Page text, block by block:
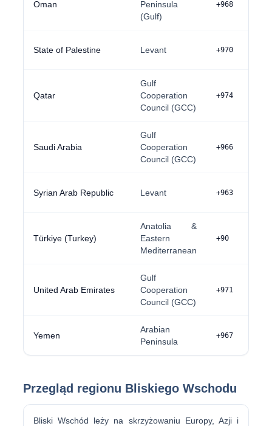
Oman
Peninsula
(Gulf)
+968
State of Palestine Levant +970
Qatar
Gulf
Cooperation
Council (GCC)
+974
Saudi Arabia
Gulf
Cooperation
Council (GCC)
+966
Syrian Arab Republic Levant +963
Türkiye (Turkey)
Anatolia &
Eastern
Mediterranean
+90
United Arab Emirates
Gulf
Cooperation
Council (GCC)
+971
Yemen
Arabian
Peninsula
+967
Przegląd regionu Bliskiego Wschodu
Bliski Wschód leży na skrzyżowaniu Europy, Azji i